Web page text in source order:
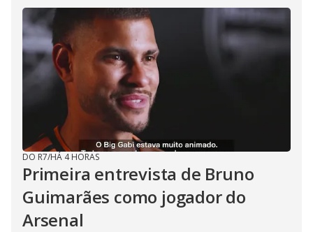
DO R7/HÁ 4 HORAS
Primeira entrevista de Bruno
Guimarães como jogador do
Arsenal